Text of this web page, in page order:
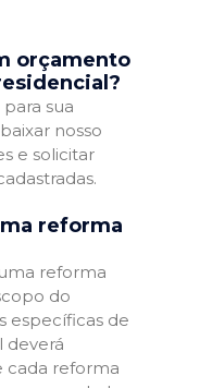
orçamento
sua
nosso
e solicitar
reforma
reforma
do
específicas de
deverá
cada reforma